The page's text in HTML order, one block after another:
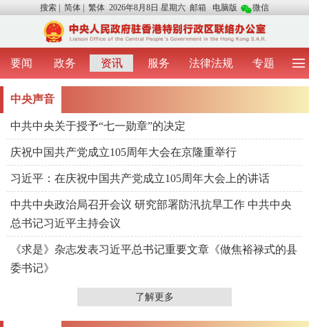
搜索 简体 繁体 2026年8月8日 星期六 邮箱 电脑版 微信
要闻 政务 资讯 服务 法律法规 专题
图 片 视 频
中央声音
我办动态
涉台事务
香港在线 香港故事
中央声音
中共中央关于授予“七一勋章”的决定
庆祝中国共产党成立105周年大会在京隆重举行
习近平：在庆祝中国共产党成立105周年大会上的讲话
中共中央政治局召开会议 研究部署防汛抗旱工作 中共中央
总书记习近平主持会议
《求是》杂志发表习近平总书记重要文章《做焦裕禄式的县
委书记》
了解更多